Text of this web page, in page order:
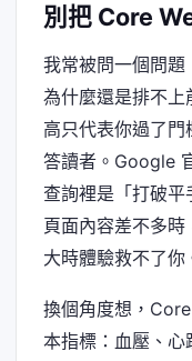
別把 Core
我常被問一個問
為什麼還是排不
高只代表你過了
答讀者。Google
查詢裡是「打破
頁面內容差不多
大時體驗救不了你
換個角度想，
本指標：血壓、